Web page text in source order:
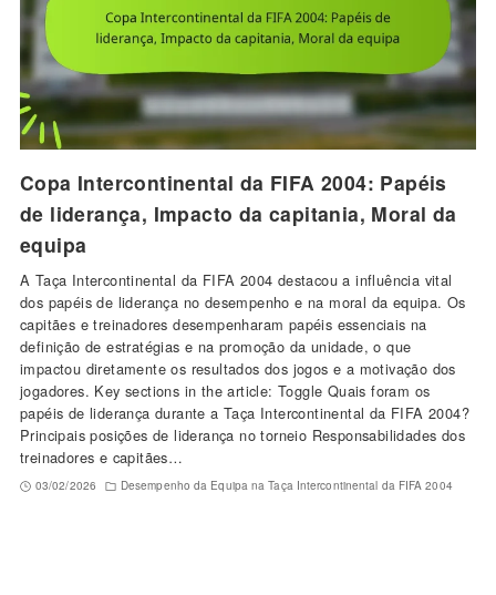
Copa Intercontinental da FIFA 2004: Papéis
de liderança, Impacto da capitania, Moral da
equipa
A Taça Intercontinental da FIFA 2004 destacou a influência vital
dos papéis de liderança no desempenho e na moral da equipa. Os
capitães e treinadores desempenharam papéis essenciais na
definição de estratégias e na promoção da unidade, o que
impactou diretamente os resultados dos jogos e a motivação dos
jogadores. Key sections in the article: Toggle Quais foram os
papéis de liderança durante a Taça Intercontinental da FIFA 2004?
Principais posições de liderança no torneio Responsabilidades dos
treinadores e capitães…
03/02/2026 Desempenho da Equipa na Taça Intercontinental da FIFA 2004